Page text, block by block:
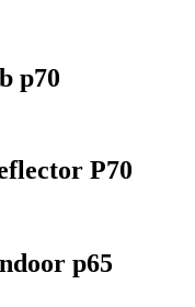
p70
P70
p65